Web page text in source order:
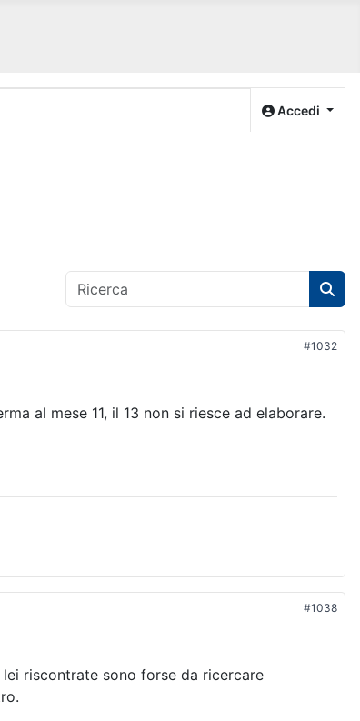
Accedi
#1032
al mese 11, il 13 non si riesce ad elaborare.
#1038
riscontrate sono forse da ricercare